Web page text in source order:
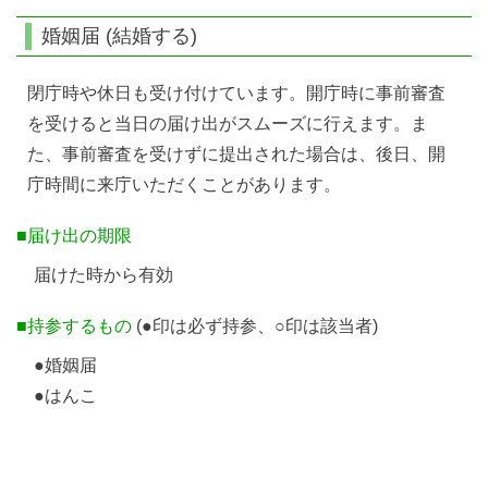
婚姻届 (結婚する)
閉庁時や休日も受け付けています。開庁時に事前審査
を受けると当日の届け出がスムーズに行えます。ま
た、事前審査を受けずに提出された場合は、後日、開
庁時間に来庁いただくことがあります。
■届け出の期限
届けた時から有効
■持参するもの (●印は必ず持参、○印は該当者)
●婚姻届
●はんこ